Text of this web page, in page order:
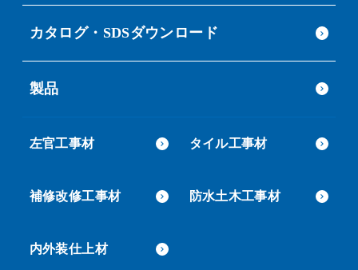
カタログ・SDSダウンロード
製品
左官工事材 タイル工事材
補修改修工事材 防水土木工事材
内外装仕上材